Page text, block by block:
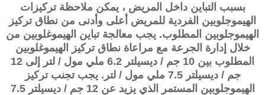
بسبب التباين داخل المريض ، يمكن ملاحظة تركيزات
الهيموجلوبين الفردية للمريض أعلى وأدنى من نطاق تركيز
الهيموجلوبين المطلوب. يجب معالجة تباين الهيموغلوبين من
خلال إدارة الجرعة مع مراعاة نطاق تركيز الهيموغلوبين
المطلوب بين 10 جم / ديسيلتر 6.2 ملي مول / لتر إلى 12
جم / ديسيلتر 7.5 ملي مول / لتر. يجب تجنب تركيز
الهيموجلوبين المستمر الذي يزيد عن 12 جم / ديسيلتر 7.5